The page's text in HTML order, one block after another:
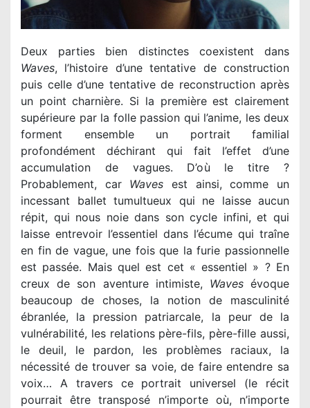
Deux parties bien distinctes coexistent dans
Waves, l’histoire d’une tentative de construction
puis celle d’une tentative de reconstruction après
un point charnière. Si la première est clairement
supérieure par la folle passion qui l’anime, les deux
forment ensemble un portrait familial
profondément déchirant qui fait l’effet d’une
accumulation de vagues. D’où le titre ?
Probablement, car Waves est ainsi, comme un
incessant ballet tumultueux qui ne laisse aucun
répit, qui nous noie dans son cycle infini, et qui
laisse entrevoir l’essentiel dans l’écume qui traîne
en fin de vague, une fois que la furie passionnelle
est passée. Mais quel est cet « essentiel » ? En
creux de son aventure intimiste, Wavesévoque
beaucoup de choses, la notion de masculinité
ébranlée, la pression patriarcale, la peur de la
vulnérabilité, les relations père-fils, père-fille aussi,
le deuil, le pardon, les problèmes raciaux, la
nécessité de trouver sa voie, de faire entendre sa
voix… A travers ce portrait universel (le récit
pourrait être transposé n’importe où, n’importe